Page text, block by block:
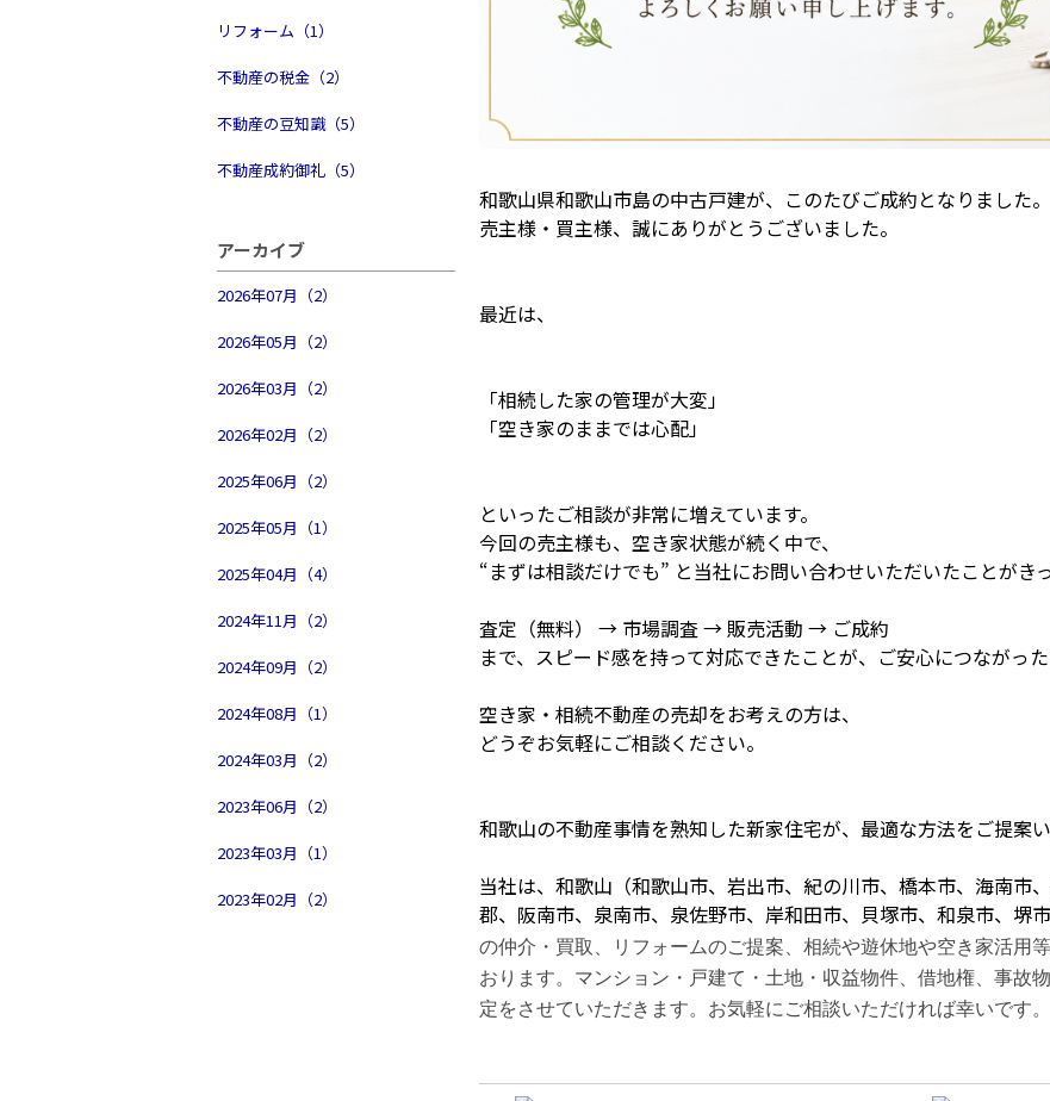
リフォーム（1）
不動産の税金（2）
不動産の豆知識（5）
不動産成約御礼（5）
アーカイブ
2026年07月（2）
2026年05月（2）
2026年03月（2）
2026年02月（2）
2025年06月（2）
2025年05月（1）
2025年04月（4）
2024年11月（2）
2024年09月（2）
2024年08月（1）
2024年03月（2）
2023年06月（2）
2023年03月（1）
2023年02月（2）
和歌山県和歌山市島の中古戸建が、このたびご成約となりました。
売主様・買主様、誠にありがとうございました。
最近は、
「相続した家の管理が大変」
「空き家のままでは心配」
といったご相談が非常に増えています。
今回の売主様も、空き家状態が続く中で、
“まずは相談だけでも” と当社にお問い合わせいただいたことがき
査定（無料） → 市場調査 → 販売活動 → ご成約
まで、スピード感を持って対応できたことが、ご安心につながった
空き家・相続不動産の売却をお考えの方は、
どうぞお気軽にご相談ください。
和歌山の不動産事情を熟知した新家住宅が、最適な方法をご提案
当社は、和歌山（和歌山市、岩出市、紀の川市、橋本市、海南市
郡、阪南市、泉南市、泉佐野市、岸和田市、貝塚市、和泉市、堺市
の仲介・買取、リフォームのご提案、相続や遊休地や空き家活用
おります。 マンション・戸建て・土地・収益物件、借地権、事故
定をさせていただきます。お気軽にご相談いただければ幸いです。